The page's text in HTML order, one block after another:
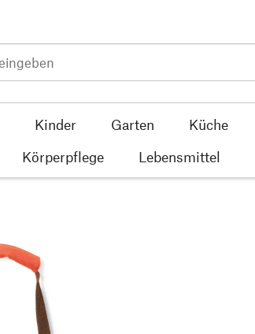
Kinder Garten Küche
Körperpflege Lebensmittel